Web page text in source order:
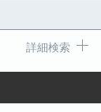
詳細検索